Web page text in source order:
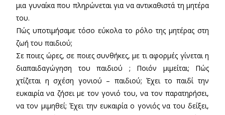
μια γυναίκα που πληρώνεται για να αντικαθιστά τη μητέρα
του.
Πώς υποτιμήσαμε τόσο εύκολα το ρόλο της μητέρας στη
ζωή του παιδιού;
Σε ποιες ώρες, σε ποιες συνθήκες, με τι αφορμές γίνεται η
διαπαιδαγώγηση του παιδιού ; Ποιόν μιμείται; Πώς
χτίζεται η σχέση γονιού – παιδιού; Έχει το παιδί την
ευκαιρία να ζήσει με τον γονιό του, να τον παρατηρήσει,
να τον μιμηθεί; Έχει την ευκαιρία ο γονιός να του δείξει,